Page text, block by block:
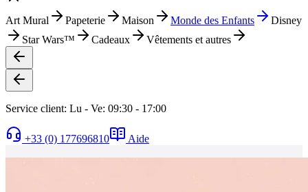
Art Mural Papeterie Maison Monde des Enfants
Disney
Star Wars™
Cadeaux Vêtements et autres
Service client: Lu - Ve: 09:30 - 17:00
+33 (0) 177696810 Aide